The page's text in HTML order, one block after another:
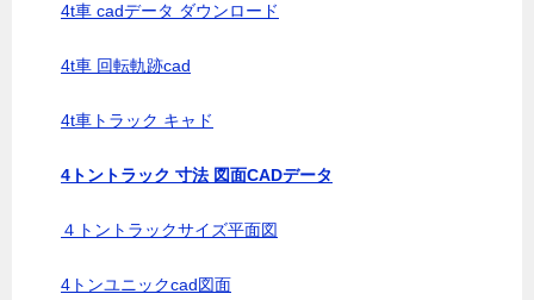
4t車 cadデータ ダウンロード
4t車 回転軌跡cad
4t車トラック キャド
4トントラック 寸法 図面CADデータ
４トントラックサイズ平面図
4トンユニックcad図面